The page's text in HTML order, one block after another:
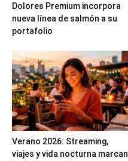
Dolores Premium incorpora
nueva línea de salmón a su
portafolio
Verano 2026: Streaming,
viajes y vida nocturna marcan